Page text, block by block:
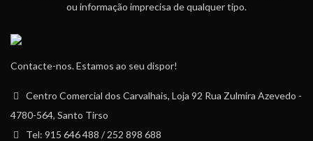
ou informação imprecisa de qualquer tipo.
Contacte-nos. Estamos ao seu dispor!
Centro Comercial dos Carvalhais, Loja 92 Rua Zulmira Azevedo -
4780-564, Santo Tirso
Tel: 915 646 488 / 252 898 688